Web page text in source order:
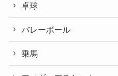
卓球
バレーボール
乗馬